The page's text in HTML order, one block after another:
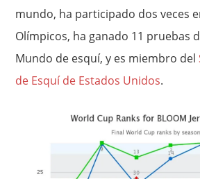
mundo, ha participado dos veces
Olímpicos, ha ganado 11 pruebas
Mundo de esquí, y es miembro del
de Esquí de Estados Unidos.